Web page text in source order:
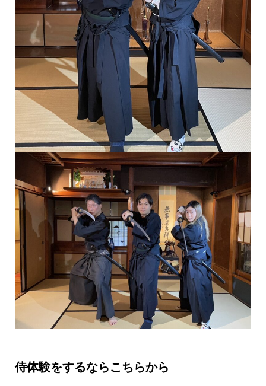
侍体験をするならこちらから